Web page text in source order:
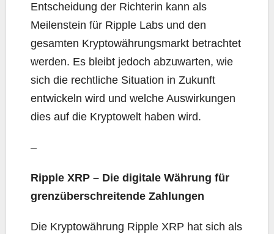
Entscheidung der Richterin kann als
Meilenstein für Ripple Labs und den
gesamten Kryptowährungsmarkt betrachtet
werden. Es bleibt jedoch abzuwarten, wie
sich die rechtliche Situation in Zukunft
entwickeln wird und welche Auswirkungen
dies auf die Kryptowelt haben wird.
–
Ripple XRP – Die digitale Währung für
grenzüberschreitende Zahlungen
Die Kryptowährung Ripple XRP hat sich als